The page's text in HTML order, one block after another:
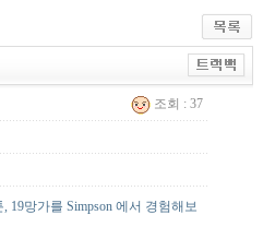
조회 : 37
망가를 Simpson 에서 경험해보